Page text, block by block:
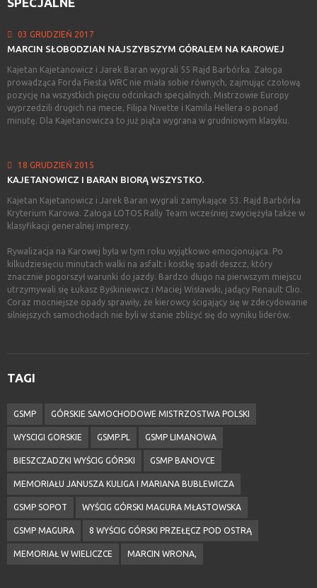
03 GRUDZIEŃ 2017
MARCIN SŁOBODZIAN NAJSZYBSZYM GÓRALEM NA KAROWEJ
Kajetan Kajetanowicz i Jarek Baran wygrali 55 Rajd Barbórka. Załoga
prowadząca Forda Fiesta WRC nie miała sobie równych, zajmując czołową
pozycję na wszystkich pięciu odcinkach specjalnych. Mistrzowie Europy
wyprzedzili drugich na mecie, Filipa Nivette i Kamila Hellera o ponad
minutę. Dla Kajetanowicza to już piąta wygrana w grudniowym klasyku.
18 GRUDZIEŃ 2015
KAJETANOWICZ I BARAN BIORĄ WSZYSTKO.
Kajetan Kajetanowicz i Jarek Baran wygrali zamykające 53. Rajd Barbórka
Kryterium Karowa. Załoga LOTOS Rally Team wcześniej zwyciężyła także w
klasyfikacji generalnej imprezy.
Rywalizacja na Karowej była w tym roku wyjątkowo emocjonująca. Po
kilkudziesięciu minutach walki na asfalt i kostkę spadł deszcz, który
znacznie pogorszył warunki do jazdy. Bardzo długo na pierwszym miejscu
utrzymywali się Łukasz Byśkiniewicz i Maciej Wisławski, jadący Renault Clio.
Coraz mocniejsze opady sprawiły, że kierowcy ścigający się w zdecydowanie
silniejszych samochodach nie byli w stanie zbliżyć się do wyniku liderów.
TAGI
GSMP GÓRSKIE SAMOCHODOWE MISTRZOSTWA POLSKI
WYSCIGI GORSKIE GSMP.PL GSMP LIMANOWA
BIESZCZADZKI WYŚCIG GÓRSKI GSMP BANOVCE
MEMORIAŁU JANUSZA KULIGA I MARIANA BUBLEWICZA
GSMP SOPOT WYŚCIG GÓRSKI MAGURA MŁASTOWSKA
GSMP MAGURA 8 WYŚCIG GÓRSKI PRZEŁĘCZ POD OSTRĄ
MEMORIAŁ W WIELICZCE MARCIN WRONA,